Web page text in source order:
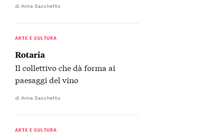
di Anna Sacchetto
ARTE E CULTURA
Rotaria
Il collettivo che dà forma ai
paesaggi del vino
di Anna Sacchetto
ARTE E CULTURA